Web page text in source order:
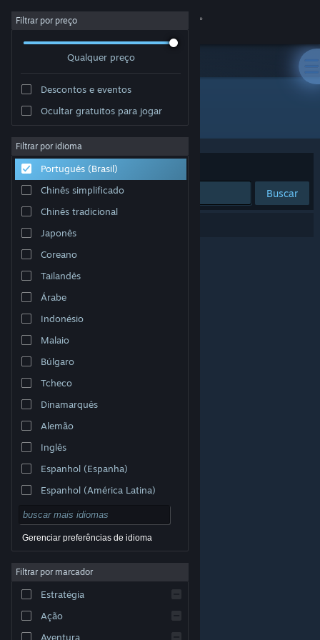
Iniciar sessão
Sobre
Suporte
Alterar idioma
Baixe o aplicativo móvel do Steam
Ver versão para computadores
© Valve Corporation. Todos os direitos reservados.
respectivos donos nos EUA e em outros países.
Acessibilidade
Reembolsos|Cookies
Filtrar por preço
Qualquer preço
Descontos e eventos
Ocultar gratuitos para jogar
Filtrar por idioma
Português (Brasil)
Chinês simplificado
Chinês tradicional
Japonês
Coreano
Tailandês
Árabe
Indonésio
Malaio
Búlgaro
Tcheco
Dinamarquês
Alemão
Inglês
Espanhol (Espanha)
Espanhol (América Latina)
Gerenciar preferências de idioma
Filtrar por marcador
Estratégia
Ação
Aventura
"絶望の洞窟"
Ordenar por Relevância
Buscar